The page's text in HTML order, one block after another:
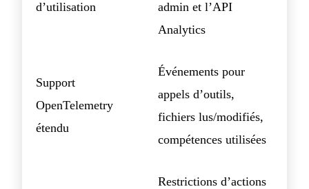
d’utilisation
admin et l’API
Analytics
Support
OpenTelemetry
étendu
Événements pour
appels d’outils,
fichiers lus/modifiés,
compétences utilisées
Restrictions d’actions